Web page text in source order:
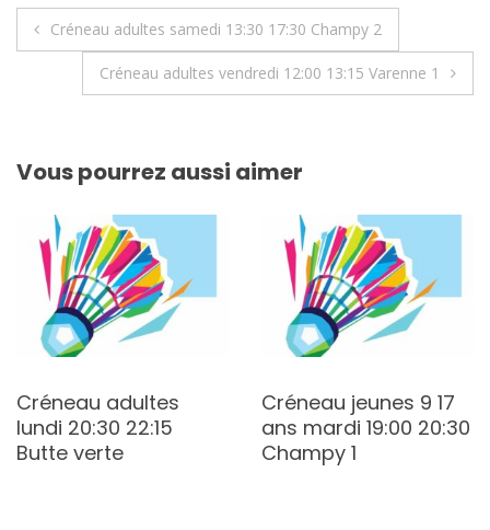
Navigation
Créneau adultes samedi 13:30 17:30 Champy 2
Créneau adultes vendredi 12:00 13:15 Varenne 1
Vous pourrez aussi aimer
Créneau adultes
lundi 20:30 22:15
Butte verte
Créneau jeunes 9 17
ans mardi 19:00 20:30
Champy 1